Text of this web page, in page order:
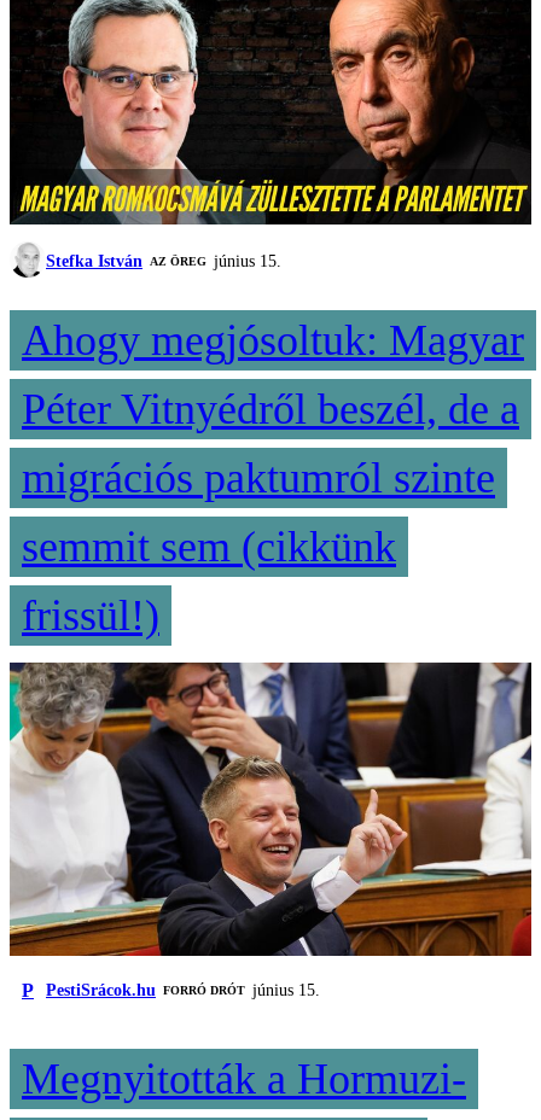
Stefka István AZ ÖREG június 15.
Ahogy megjósoltuk: Magyar
Péter Vitnyédről beszél, de a
migrációs paktumról szinte
semmit sem (cikkünk
frissül!)
P PestiSrácok.hu FORRÓ DRÓT június 15.
Megnyitották a Hormuzi-